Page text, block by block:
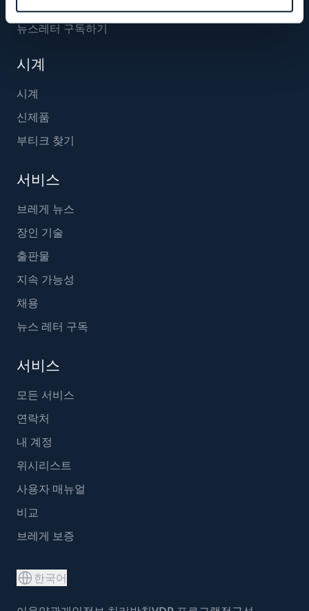
뉴스레터 구독하기
시계
시계
신제품
부티크 찾기
서비스
브레게 뉴스
장인 기술
출판물
지속 가능성
채용
뉴스 레터 구독
서비스
모든 서비스
연락처
내 계정
위시리스트
사용자 매뉴얼
비교
브레게 보증
한국어